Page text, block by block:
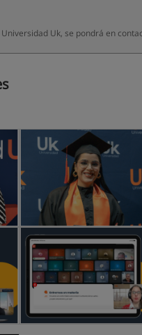
Uk, se pondrá en